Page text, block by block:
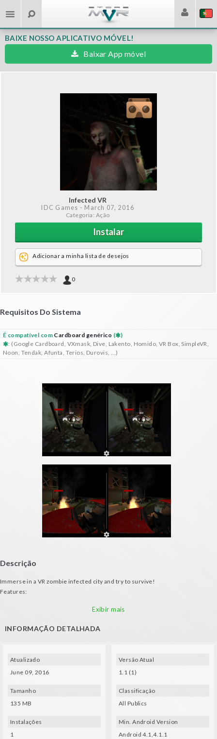
BAIXE NOSSO APLICATIVO MÓVEL!
Baixar App móvel
Infected VR
IDC Games - March 07, 2016
Categoria: Ação
Instalar
Adicionar a minha lista de desejos
0
Requisitos Do Sistema
É compatível com Cardboard genérico (
)
: (Google Cardboard, VXmask, Dive, Lakento, Homido, VR Box, SimpleVR,
Noon, Tendak, Afunta, Terios, Durovis, ...)
Descrição
Immerse in a VR zombie infected city and try to survive!
Features:
- Great zombie artificial intelligenceExibir mais
INFORMAÇÃO DETALHADA
Atualizado
June 09, 2016
Tamanho
135 MB
Instalações
1
Versão Atual
1.1 (1)
Classificação
All Publics
Min. Android Version
Android 4.1,4.1.1